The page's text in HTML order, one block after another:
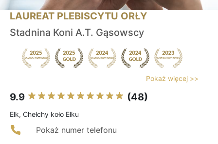
LAUREAT PLEBISCYTU ORŁY
Stadnina Koni A.T. Gąsowscy
Pokaż więcej >>
9.9 (48)
Ełk, Chełchy koło Ełku
Pokaż numer telefonu